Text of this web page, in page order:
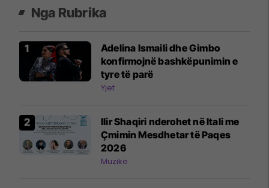
Nga Rubrika
Adelina Ismaili dhe Gimbo
konfirmojnë bashkëpunimin e
tyre të parë
Yjet
Ilir Shaqiri nderohet në Itali me
Çmimin Mesdhetar të Paqes
2026
Muzikë